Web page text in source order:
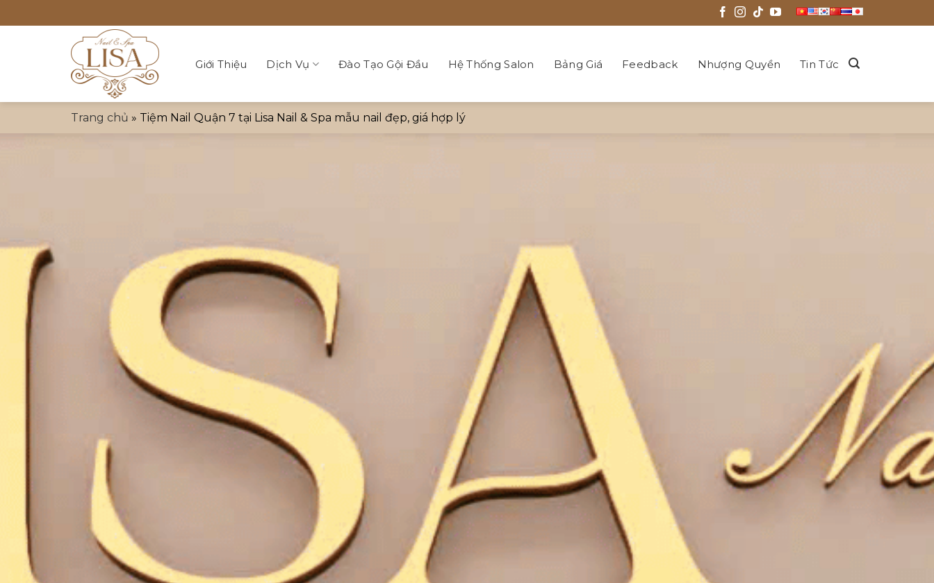
qua
Giới Thiệu Dịch Vụ Đào Tạo Gội Đầu Hệ Thống Salon Bảng Giá Feedback Nhượng Quyền Tin Tức
Trang chủ » Tiệm Nail Quận 7 tại Lisa Nail & Spa mẫu nail đẹp, giá hợp lý